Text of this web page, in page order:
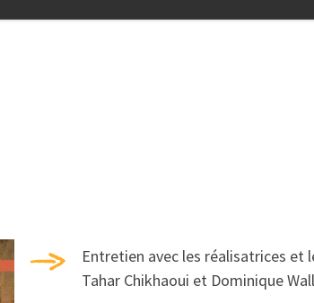
Entretien avec les réalisatrices et
Tahar Chikhaoui et Dominique